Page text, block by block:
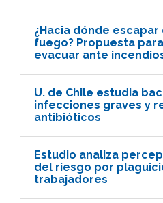
¿Hacia dónde escapar
fuego? Propuesta para
evacuar ante
U. de Chile estudia
infecciones graves y
antibióticos
Estudio analiza
del riesgo por
trabajadores